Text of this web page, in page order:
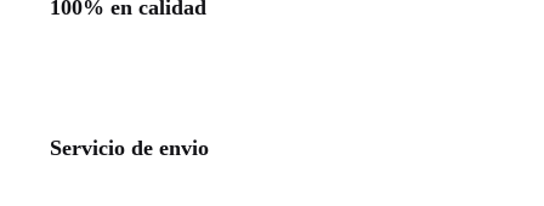
100% en calidad
Servicio de envio